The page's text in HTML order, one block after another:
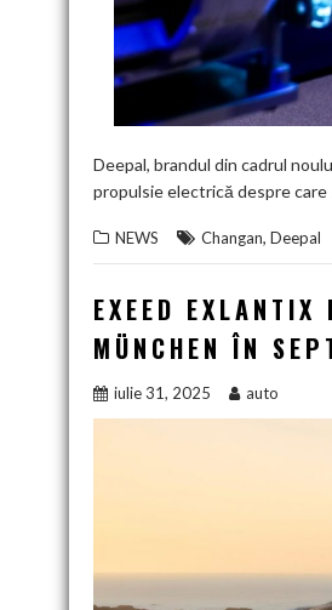
Deepal, brandul din cadrul
propulsie electrică despre care
NEWS Changan, Deepal
EXEED
MÜNCHEN ÎN
iulie 31, 2025 auto